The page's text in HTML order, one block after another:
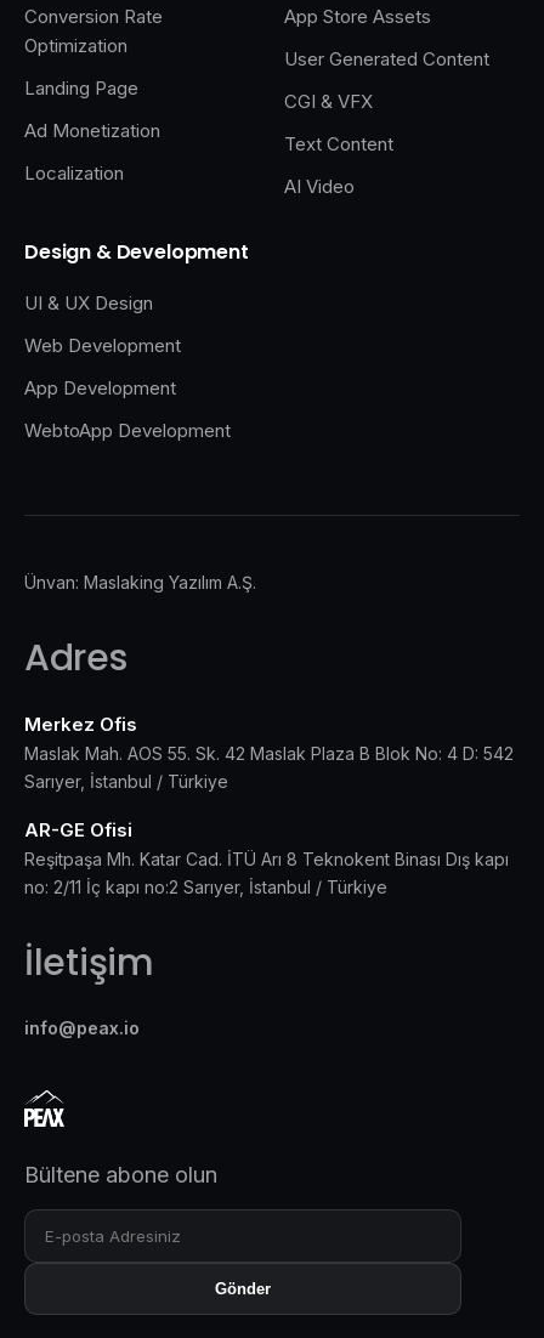
Conversion Rate
Optimization
Landing Page
Ad Monetization
Localization
App Store Assets
User Generated Content
CGI & VFX
Text Content
AI Video
Design & Development
UI & UX Design
Web Development
App Development
WebtoApp Development
Ünvan: Maslaking Yazılım A.Ş.
Adres
Merkez Ofis
Maslak Mah. AOS 55. Sk. 42 Maslak Plaza B Blok No: 4 D: 542
Sarıyer, İstanbul / Türkiye
AR-GE Ofisi
Reşitpaşa Mh. Katar Cad. İTÜ Arı 8 Teknokent Binası Dış kapı
no: 2/11 İç kapı no:2 Sarıyer, İstanbul / Türkiye
İletişim
info@peax.io
Bültene abone olun
Gönder